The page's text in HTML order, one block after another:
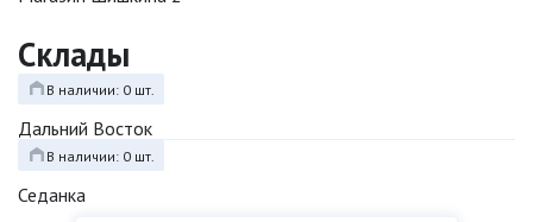
Склады
В наличии: 0 шт.
Дальний Восток
В наличии: 0 шт.
Седанка